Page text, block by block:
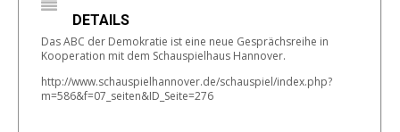
DETAILS
Das ABC der Demokratie ist eine neue Gesprächsreihe in
Kooperation mit dem Schauspielhaus Hannover.
http://www.schauspielhannover.de/schauspiel/index.php?
m=586&f=07_seiten&ID_Seite=276